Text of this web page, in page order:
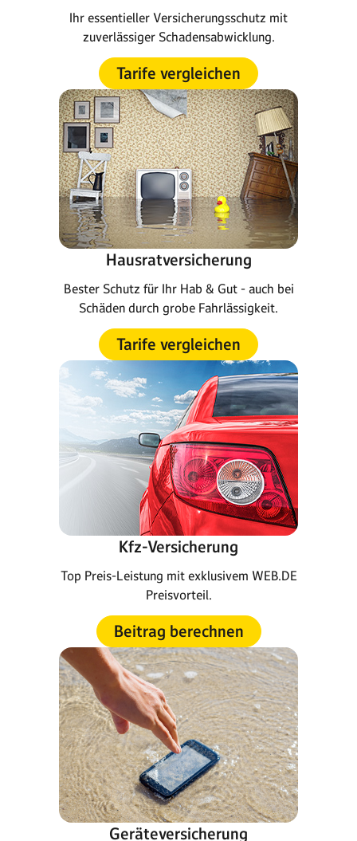
Ihr essentieller Versicherungsschutz mit
zuverlässiger Schadensabwicklung.
Tarife vergleichen
Hausratversicherung
Bester Schutz für Ihr Hab & Gut - auch bei
Schäden durch grobe Fahrlässigkeit.
Tarife vergleichen
Kfz-Versicherung
Top Preis-Leistung mit exklusivem WEB.DE
Preisvorteil.
Beitrag berechnen
Geräteversicherung